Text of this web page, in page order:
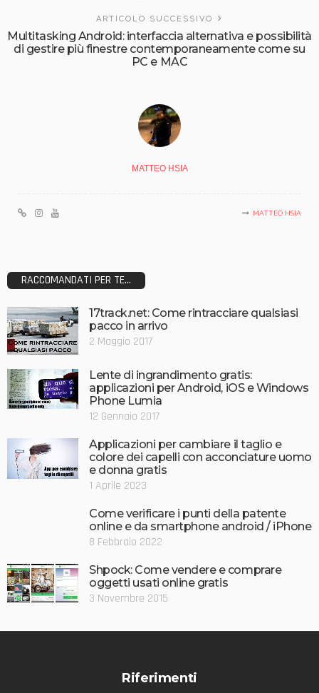
ARTICOLO SUCCESSIVO
Multitasking Android: interfaccia alternativa e possibilità
di gestire più finestre contemporaneamente come su
PC e MAC
MATTEO HSIA
MATTEO HSIA
RACCOMANDATI PER TE...
17track.net: Come rintracciare qualsiasi
pacco in arrivo
2 Maggio 2017
Lente di ingrandimento gratis:
applicazioni per Android, iOS e Windows
Phone Lumia
12 Gennaio 2017
Applicazioni per cambiare il taglio e
colore dei capelli con acconciature uomo
e donna gratis
1 Aprile 2023
Come verificare i punti della patente
online e da smartphone android / iPhone
8 Febbraio 2022
Shpock: Come vendere e comprare
oggetti usati online gratis
3 Novembre 2015
Riferimenti